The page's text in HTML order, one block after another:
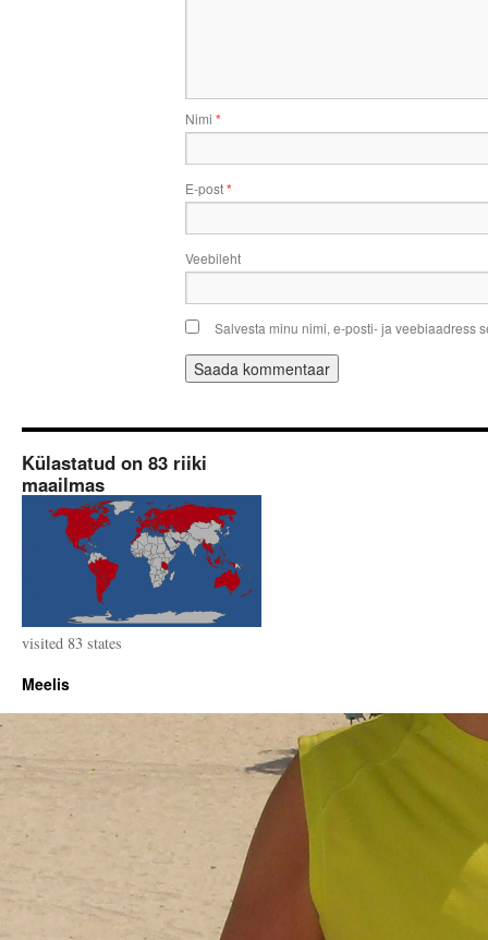
Nimi *
E-post*
Veebileht
Salvesta minu nimi, e-posti- ja veebiaadress
Külastatud on 83 riiki
maailmas
visited 83 states
Meelis